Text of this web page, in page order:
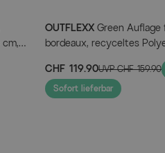
Breite (cm)
Länge (cm)
OUTFLEXX Green Auflage
bordeaux, recyceltes
cm, strapazierfähig,
nachhaltig
CHF 119.90UVPCHF 159.90
Sofort lieferbar